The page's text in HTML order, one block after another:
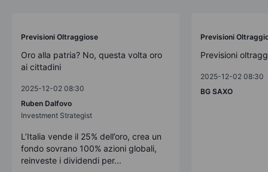
Previsioni Oltraggiose
Oro alla patria? No, questa volta oro
ai cittadini
2025-12-02 08:30
Ruben Dalfovo
Investment Strategist
L’Italia vende il 25% dell’oro, crea un
fondo sovrano 100% azioni globali,
reinveste i dividendi per...
Previsioni
Previsioni
2025-12-02 08:30
BG SAXO